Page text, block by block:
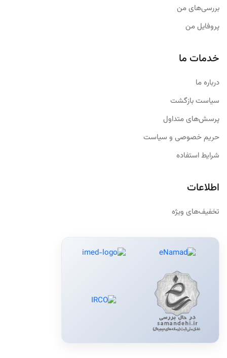
بررسی‌های من
پروفایل من
خدمات ما
درباره ما
سیاست بازگشت
پرسش‌های متداول
حریم خصوصی و سیاست
شرایط استفاده
اطلاعات
تخفیف‌های ویژه